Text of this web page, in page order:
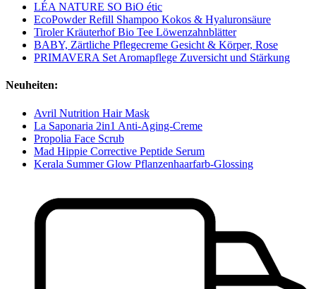
LÉA NATURE SO BiO étic
EcoPowder Refill Shampoo Kokos & Hyaluronsäure
Tiroler Kräuterhof Bio Tee Löwenzahnblätter
BABY, Zärtliche Pflegecreme Gesicht & Körper, Rose
PRIMAVERA Set Aromapflege Zuversicht und Stärkung
Neuheiten:
Avril Nutrition Hair Mask
La Saponaria 2in1 Anti-Aging-Creme
Propolia Face Scrub
Mad Hippie Corrective Peptide Serum
Kerala Summer Glow Pflanzenhaarfarb-Glossing